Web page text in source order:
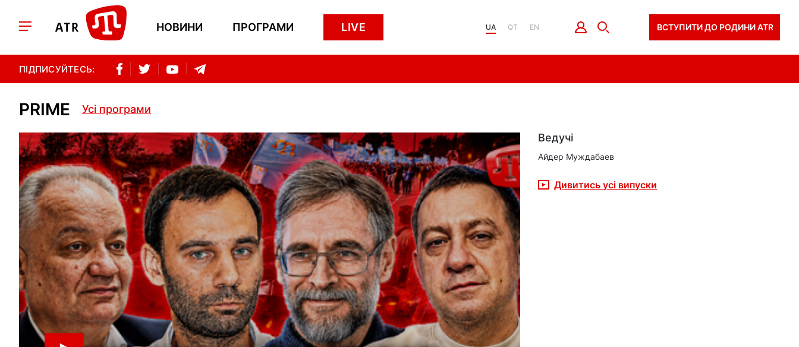
НОВИНИ ПРОГРАМИ LIVE UA QT EN ВСТУПИТИ ДО РОДИНИ ATR
ПІДПИСУЙТЕСЬ:
PRIME Усі програми
Ведучі
Айдер Муждабаев
Дивитись усі випуски